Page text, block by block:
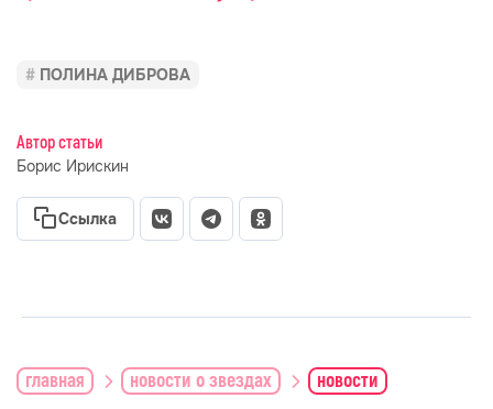
ПОЛИНА ДИБРОВА
Автор статьи
Борис Ирискин
Ссылка
главная новости о звездах новости